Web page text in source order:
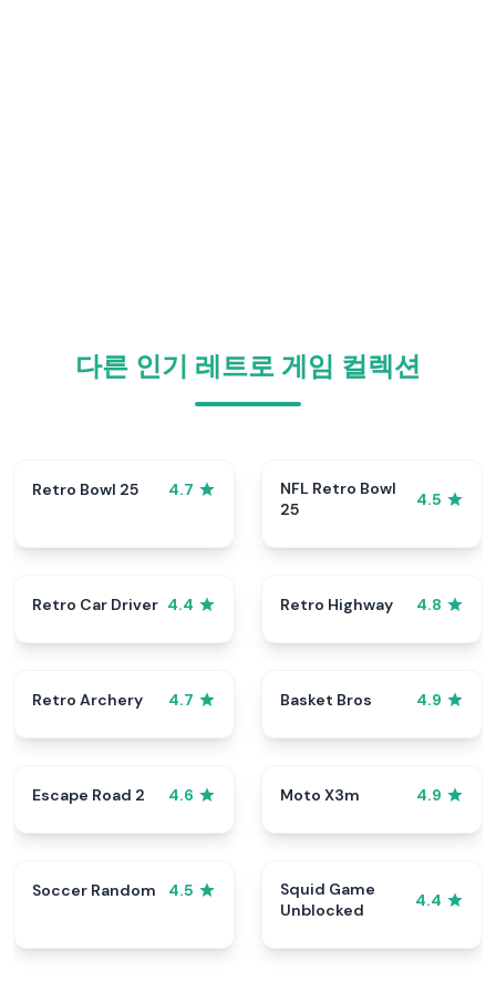
다른 인기 레트로 게임 컬렉션
Retro Bowl 25 4.7
NFL Retro Bowl
25
4.5
Retro Car Driver 4.4 Retro Highway 4.8
Retro Archery 4.7 Basket Bros 4.9
Escape Road 2 4.6 Moto X3m 4.9
Soccer Random 4.5
Squid Game
Unblocked
4.4